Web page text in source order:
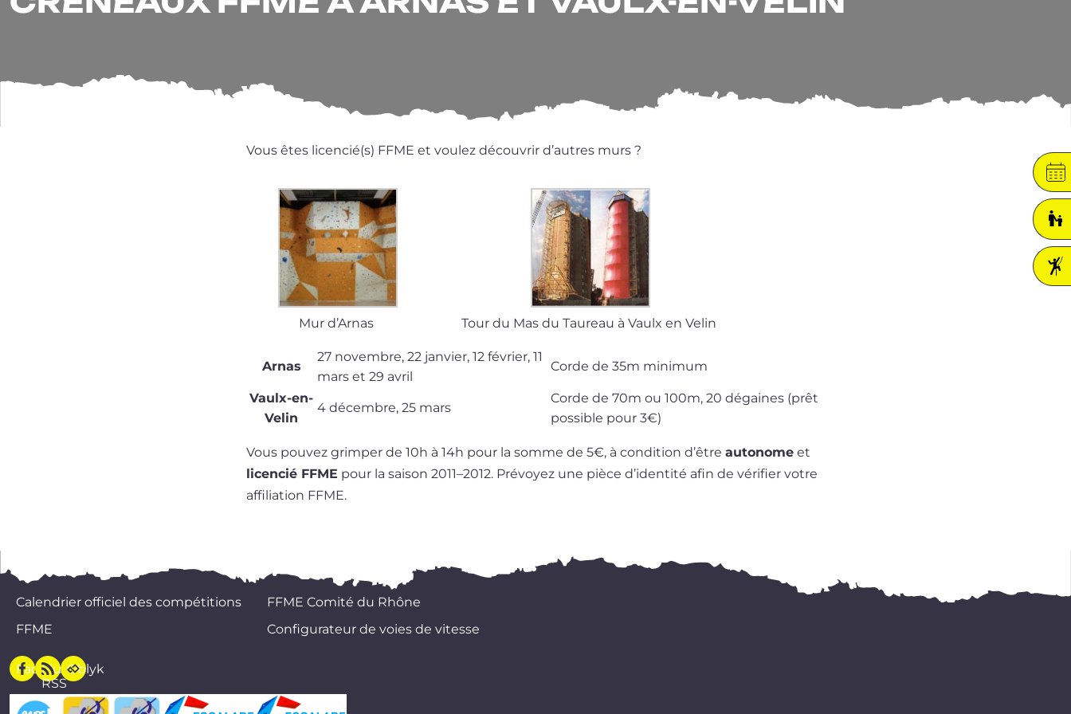
Vous êtes licencié(s) FFME et vou­lez décou­vrir d’autres murs ?
Mur d’Arnas Tour du Mas du Taureau à Vaulx en Velin
Arnas
27 novembre, 22 jan­vier, 12 février, 11
mars et 29 avril
Corde de 35m minimum
Vaulx-en-
Velin
4 décembre, 25 mars
Corde de 70m ou 100m, 20 dégaines (prêt
pos­sible pour 3€)
Vous pou­vez grim­per de 10h à 14h pour la somme de 5€, à condi­tion d’être auto­nome et
licen­cié FFME pour la sai­son 2011–2012. Prévoyez une pièce d’i­den­ti­té afin de véri­fier votre
affi­lia­tion FFME.
Calendrier officiel des compétitions
FFME
FFME Comité du Rhône
Configurateur de voies de vitesse
Facebook
Flux
RSS
Oblyk